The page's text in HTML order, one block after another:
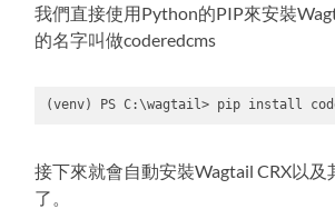
我們直接使用Python的PIP來安裝
的名字叫做coderedcms
(venv) PS C:\wagtail> pip install
PowerShell
(
接下來就會自動安裝Wagtail CRX以及
了。